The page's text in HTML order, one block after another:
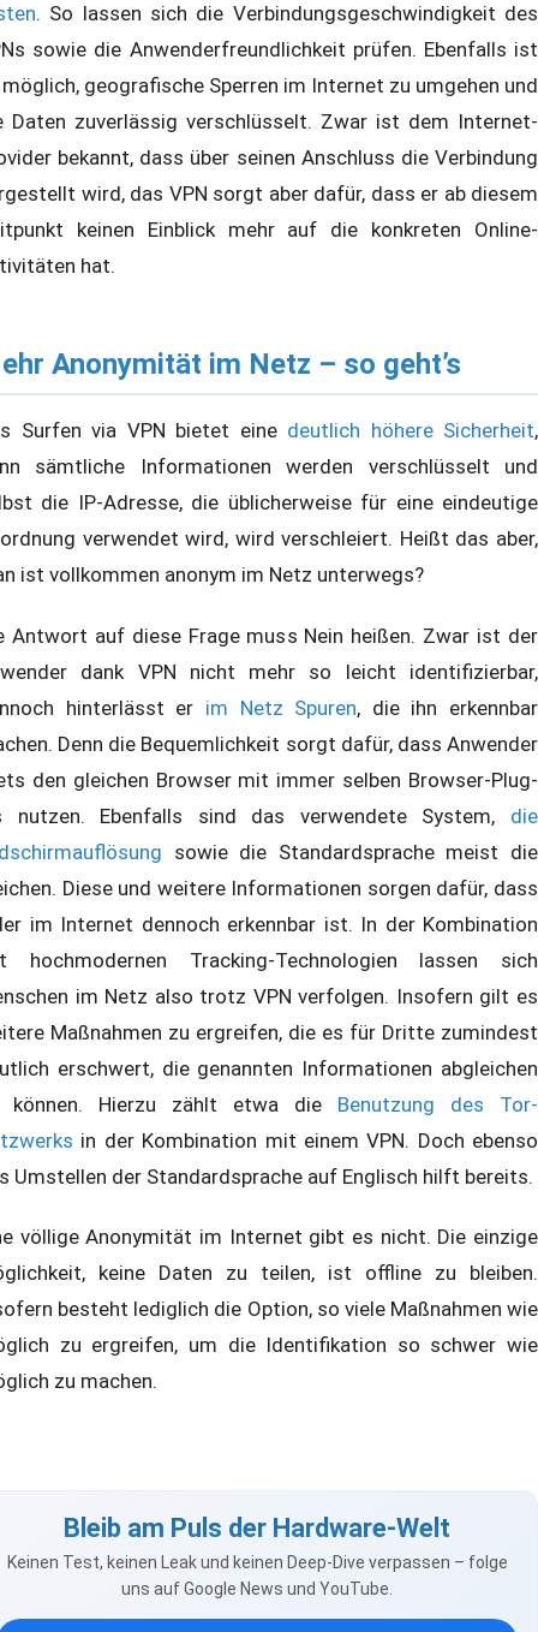
. So lassen sich die Verbindungsgeschwindigkeit des
sowie die Anwenderfreundlichkeit prüfen. Ebenfalls ist
geografische Sperren im Internet zu umgehen und
Daten zuverlässig verschlüsselt. Zwar ist dem Internet-
bekannt, dass über seinen Anschluss die Verbindung
wird, das VPN sorgt aber dafür, dass er ab diesem
keinen Einblick mehr auf die konkreten Online-
hat.
Anonymität im Netz – so geht’s
Surfen via VPN bietet eine deutlich höhere Sicherheit,
sämtliche Informationen werden verschlüsselt und
die IP-Adresse, die üblicherweise für eine eindeutige
verwendet wird, wird verschleiert. Heißt das aber,
ist vollkommen anonym im Netz unterwegs?
Antwort auf diese Frage muss Nein heißen. Zwar ist der
dank VPN nicht mehr so leicht identifizierbar,
hinterlässt er im Netz Spuren, die ihn erkennbar
Denn die Bequemlichkeit sorgt dafür, dass Anwender
den gleichen Browser mit immer selben Browser-Plug-
nutzen. Ebenfalls sind das verwendete System, die
sowie die Standardsprache meist die
Diese und weitere Informationen sorgen dafür, dass
im Internet dennoch erkennbar ist. In der Kombination
hochmodernen Tracking-Technologien lassen sich
im Netz also trotz VPN verfolgen. Insofern gilt es
Maßnahmen zu ergreifen, die es für Dritte zumindest
erschwert, die genannten Informationen abgleichen
können. Hierzu zählt etwa die Benutzung des Tor-
in der Kombination mit einem VPN. Doch ebenso
Umstellen der Standardsprache auf Englisch hilft bereits.
völlige Anonymität im Internet gibt es nicht. Die einzige
keine Daten zu teilen, ist offline zu bleiben.
besteht lediglich die Option, so viele Maßnahmen wie
zu ergreifen, um die Identifikation so schwer wie
zu machen.
Bleib am Puls der Hardware-Welt
Keinen Test, keinen Leak und keinen Deep-Dive verpassen – folge
uns auf Google News und YouTube.